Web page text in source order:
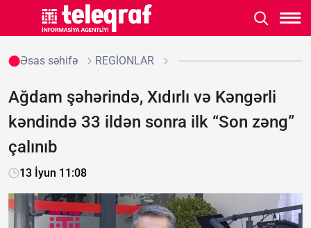
Əsas səhifə REGİONLAR
Ağdam şəhərində, Xıdırlı və Kəngərli
kəndində 33 ildən sonra ilk “Son zəng”
çalınıb
13 İyun 11:08